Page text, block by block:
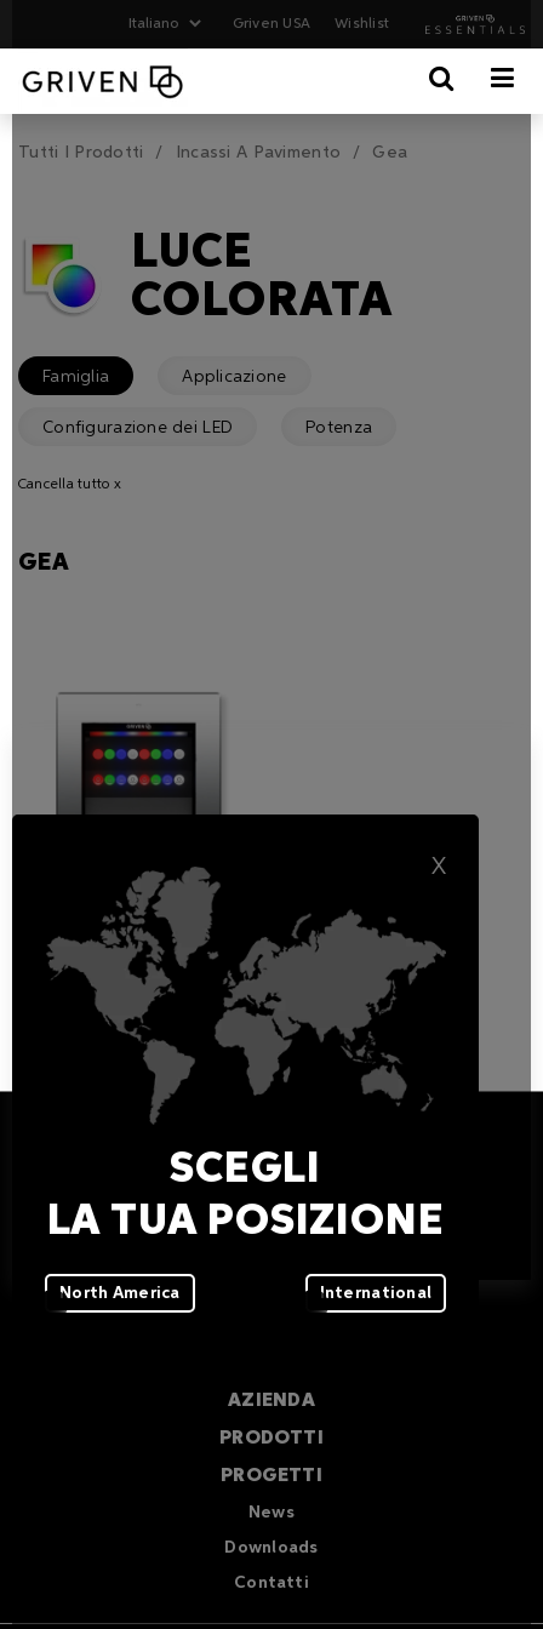
Griven USA Wishlist
Tutti I Prodotti Incassi A Pavimento Gea
LUCE
COLORATA
Famiglia Applicazione
Configurazione dei LED Potenza
Cancella tutto x
GEA
GEA RGBW
Up-lighter ad incasso da
esterno
Incassi A Pavimento
Griven S.r.l.
Via Bulgaria 16
Tel +39 0376 779483
sales@griven.com
AZIENDA
PRODOTTI
PROGETTI
News
Downloads
Contatti
X
SCEGLI
LA TUA POSIZIONE
North America International